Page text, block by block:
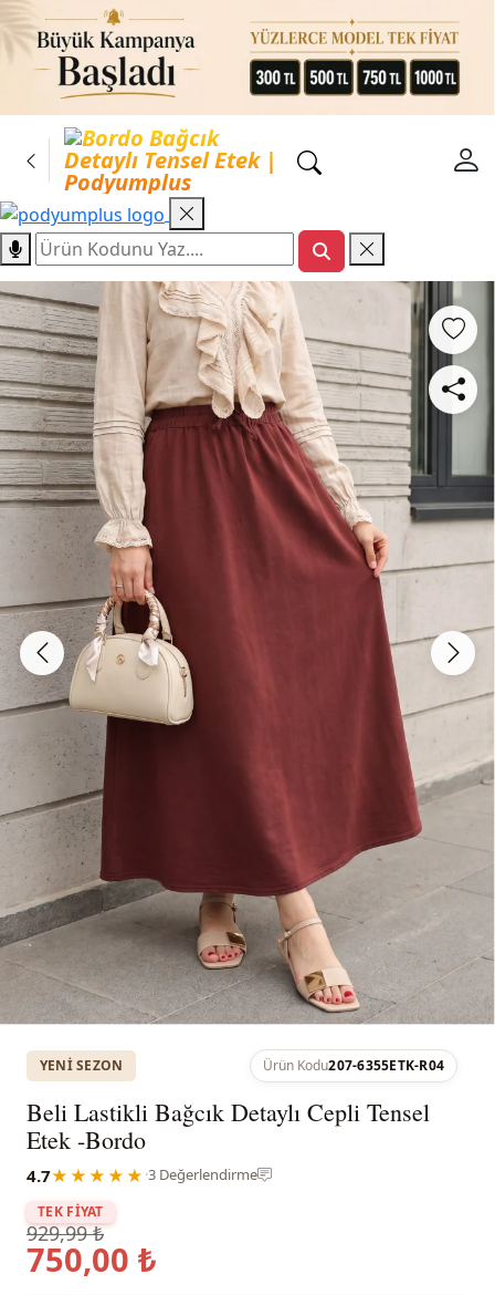
YENI SEZON Ürün Kodu207-6355ETK-R04
Beli Lastikli Bağcık Detaylı Cepli Tensel
Etek -Bordo
4.7★★★★★ ·3 Değerlendirme
TEK FİYAT
929,99 ₺
750,00 ₺